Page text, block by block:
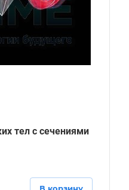
тел с сечениями